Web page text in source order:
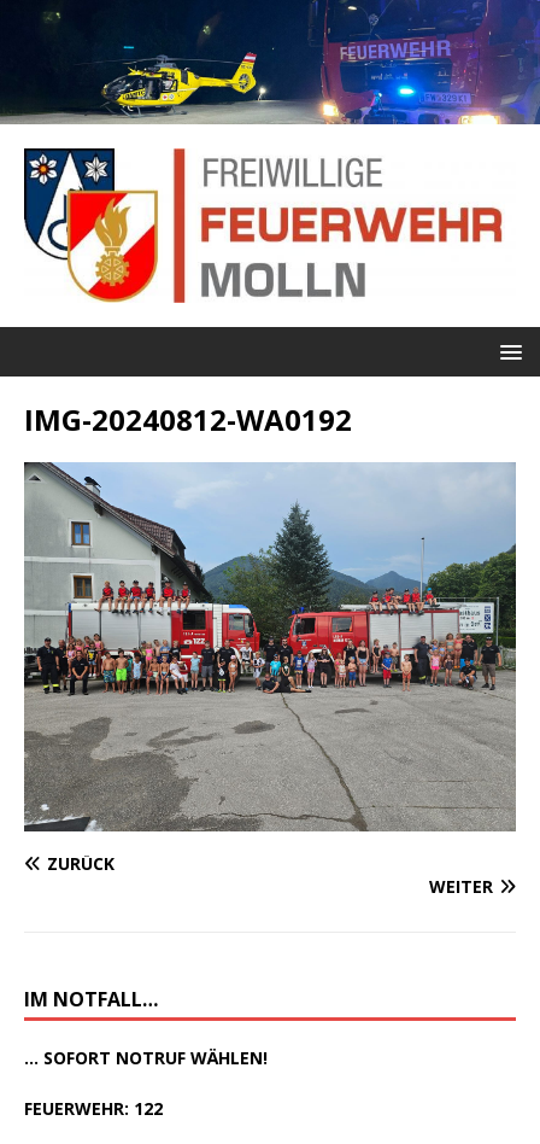
IMG-20240812-WA0192
ZURÜCK
WEITER
IM NOTFALL…
... SOFORT NOTRUF WÄHLEN!
FEUERWEHR: 122